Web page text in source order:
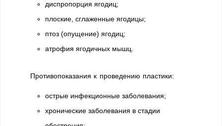
диспропорция ягодиц;
плоские, сглаженные ягодицы;
птоз (опущение) ягодиц;
атрофия ягодичных мышц.
Противопоказания к проведению пластики:
острые инфекционные заболевания;
хронические заболевания в стадии